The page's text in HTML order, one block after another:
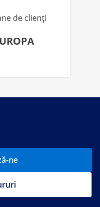
de clienți
ne